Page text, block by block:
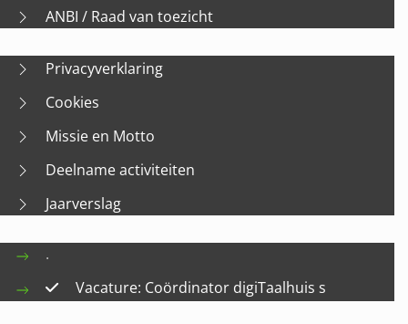
ANBI / Raad van toezicht
Privacyverklaring
Cookies
Missie en Motto
Deelname activiteiten
Jaarverslag
.
Vacature: Coördinator digiTaalhuis s